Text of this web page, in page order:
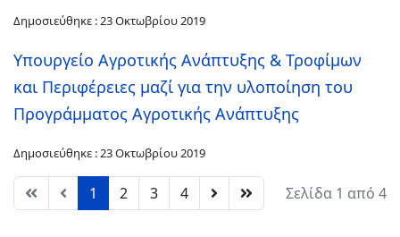
Δημοσιεύθηκε : 23 Οκτωβρίου 2019
Υπουργείο Αγροτικής Ανάπτυξης & Τροφίμων
και Περιφέρειες μαζί για την υλοποίηση του
Προγράμματος Αγροτικής Ανάπτυξης
Δημοσιεύθηκε : 23 Οκτωβρίου 2019
1 2 3 4 Σελίδα 1 από 4